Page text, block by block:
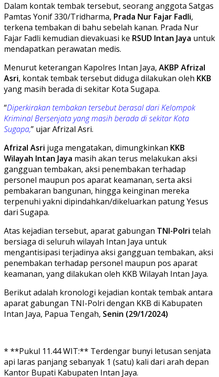
Dalam kontak tembak tersebut, seorang anggota Satgas
Pamtas Yonif 330/Tridharma, Prada Nur Fajar Fadli,
terkena tembakan di bahu sebelah kanan. Prada Nur
Fajar Fadli kemudian dievakuasi ke RSUD Intan Jaya untuk
mendapatkan perawatan medis.
Menurut keterangan Kapolres Intan Jaya, AKBP Afrizal
Asri, kontak tembak tersebut diduga dilakukan oleh KKB
yang masih berada di sekitar Kota Sugapa.
“Diperkirakan tembakan tersebut berasal dari Kelompok
Kriminal Bersenjata yang masih berada di sekitar Kota
Sugapa,” ujar Afrizal Asri.
Afrizal Asri juga mengatakan, dimungkinkan KKB
Wilayah Intan Jaya masih akan terus melakukan aksi
gangguan tembakan, aksi penembakan terhadap
personel maupun pos aparat keamanan, serta aksi
pembakaran bangunan, hingga keinginan mereka
terpenuhi yakni dipindahkan/dikeluarkan patung Yesus
dari Sugapa.
Atas kejadian tersebut, aparat gabungan TNI-Polri telah
bersiaga di seluruh wilayah Intan Jaya untuk
mengantisipasi terjadinya aksi gangguan tembakan, aksi
penembakan terhadap personel maupun pos aparat
keamanan, yang dilakukan oleh KKB Wilayah Intan Jaya.
Berikut adalah kronologi kejadian kontak tembak antara
aparat gabungan TNI-Polri dengan KKB di Kabupaten
Intan Jaya, Papua Tengah, Senin (29/1/2024)
* **Pukul 11.44 WIT:** Terdengar bunyi letusan senjata
api laras panjang sebanyak 1 (satu) kali dari arah depan
Kantor Bupati Kabupaten Intan Jaya.